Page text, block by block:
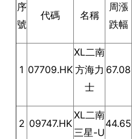
序
號
代碼 名稱
周漲
跌幅
1 07709.HK
XL二南
方海力
士
67.08
2 09747.HK
XL二南
三星-U
44.65